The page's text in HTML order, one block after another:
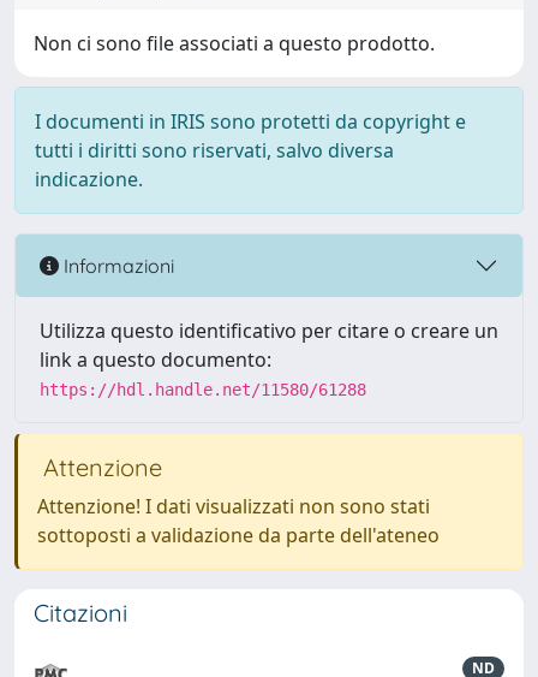
Non ci sono file associati a questo prodotto.
I documenti in IRIS sono protetti da copyright e
tutti i diritti sono riservati, salvo diversa
indicazione.
Informazioni
Utilizza questo identificativo per citare o creare un
link a questo documento:
https://hdl.handle.net/11580/61288
Attenzione
Attenzione! I dati visualizzati non sono stati
sottoposti a validazione da parte dell'ateneo
Citazioni
ND